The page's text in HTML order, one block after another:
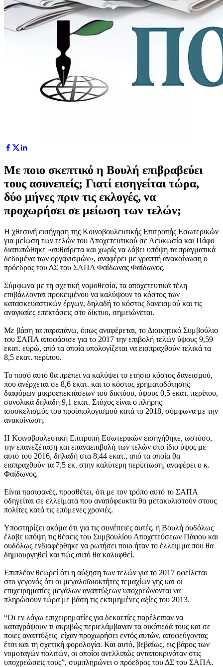
Με ποιο σκεπτικό η Βουλή επιβραβεύει
τους ασυνεπείς; Γιατί εισηγείται τώρα,
δύο μήνες πριν τις εκλογές, να
προχωρήσει σε μείωση των τελών;
Η χθεσινή εισήγηση της Κοινοβουλευτικής Επιτροπής Εσωτερικών
για μείωση των τελών του Αποχετευτικού σε Λευκωσία και Πάφο
διατυπώθηκε «αυθαίρετα και χωρίς να λάβει υπόψη τα πραγματικά
δεδομένα των οργανισμών», αναφέρει με γραπτή ανακοίνωση ο
πρόεδρος του ΔΣ του ΣΑΠΑ Φαίδωνας Φαίδωνος.
Σύμφωνα με τη σχετική νομοθεσία, τα αποχετευτικά τέλη
επιβάλλονται προκειμένου να καλύψουν το κόστος των
κατασκευαστικών έργων, δηλαδή το κόστος δανεισμού και τις
αναγκαίες επεκτάσεις στο δίκτυο, σημειώνεται.
Με βάση τα παραπάνω, όπως αναφέρεται, το Διοικητικό Συμβούλιο
του ΣΑΠΑ αποφάσισε για το 2017 την επιβολή τελών ύψους 9,59
εκατ. ευρώ, από τα οποία υπολογίζεται να εισπραχθούν τελικά τα
8,5 εκατ. περίπου.
Το ποσό αυτό θα πρέπει να καλύψει το ετήσιο κόστος δανεισμού,
που ανέρχεται σε 8,6 εκατ. και το κόστος χρηματοδότησης
διαφόρων μικροεπεκτάσεων του δικτύου, ύψους 0,5 εκατ. περίπου,
συνολικά δηλαδή 9,1 εκατ. Στόχος είναι ο πλήρης
ισοσκελισμός του προϋπολογισμού κατά το 2018, σύμφωνα με την
ανακοίνωση.
Η Κοινοβουλευτική Επιτροπή Εσωτερικών εισηγήθηκε, ωστόσο,
την επανεξέταση και επαναεπιβολή των τελών στο ίδιο ύψος με
αυτό του 2016, δηλαδή στα 8,44 εκατ., από τα οποία θα
εισπραχθούν τα 7,5 εκ. στην καλύτερη περίπτωση, αναφέρει ο κ.
Φαίδωνος.
Είναι πασιφανές, προσθέτει, ότι με τον τρόπο αυτό το ΣΑΠΑ
οδηγείται σε ελλείματα που αναπόφευκτα θα μετακυλιστούν στους
πολίτες κατά τις επόμενες χρονιές.
Υποστηρίζει ακόμα ότι για τις συνέπειες αυτές, η Βουλή ουδόλως
έλαβε υπόψη τις θέσεις του Συμβουλίου Αποχετεύσεων Πάφου και
ουδόλως ενδιαφέρθηκε να ρωτήσει ποιο ήταν το έλλειμμα που θα
δημιουργηθεί και πώς αυτό θα καλυφθεί.
Επιπλέον θεωρεί ότι η αύξηση των τελών για το 2017 οφείλεται
στο γεγονός ότι οι μεγαλοϊδιοκτήτες τεμαχίων γης και οι
επιχειρηματίες μεγάλων αναπτύξεων υποχρεώνονται να
πληρώσουν τώρα με βάση τις εκτιμημένες αξίες του 2013.
“Οι εν λόγω επιχειρηματίες για δεκαετίες παρέλειπαν να
καταγράψουν τι ακριβώς περιελάμβαναν τα οικόπεδά τους και σε
ποιες αναπτύξεις είχαν προχωρήσει εντός αυτών, αποφεύγοντας
έτσι και τη σχετική φορολογία. Και αυτό, βεβαίως, εις βάρος των
νομοταγών πολιτών, οι οποίοι ανελλιπώς ανταποκρινόταν στις
υποχρεώσεις τους”, συμπληρώνει ο πρόεδρος του ΔΣ του ΣΑΠΑ.